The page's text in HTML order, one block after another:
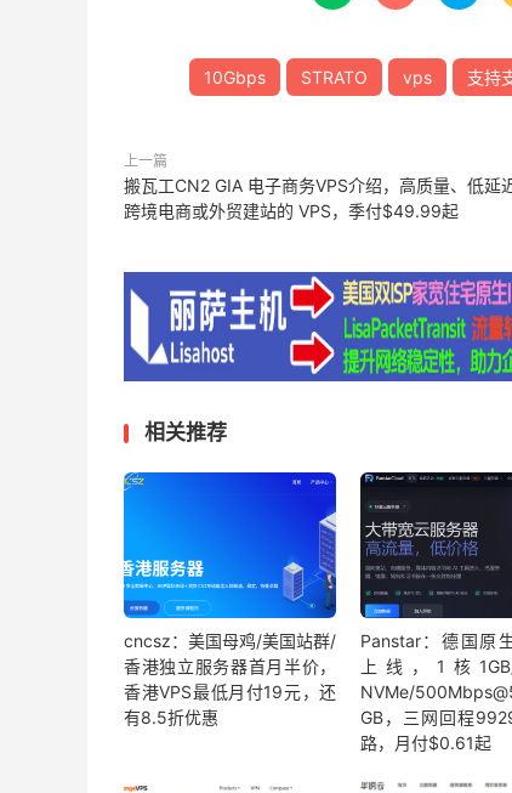
10Gbps STRATO vps 支持
上一篇
搬瓦工CN2 GIA 电子商务VPS介绍，高质量、低延
跨境电商或外贸建站的 VPS，季付$49.99起
相关推荐
cncsz：美国母鸡/美国站群/
香港独立服务器首月半价，
香港VPS最低月付19元，还
有8.5折优惠
Panstar：德国原
上线，1核
NVMe/
GB，三网回程
路，月付$0.61起